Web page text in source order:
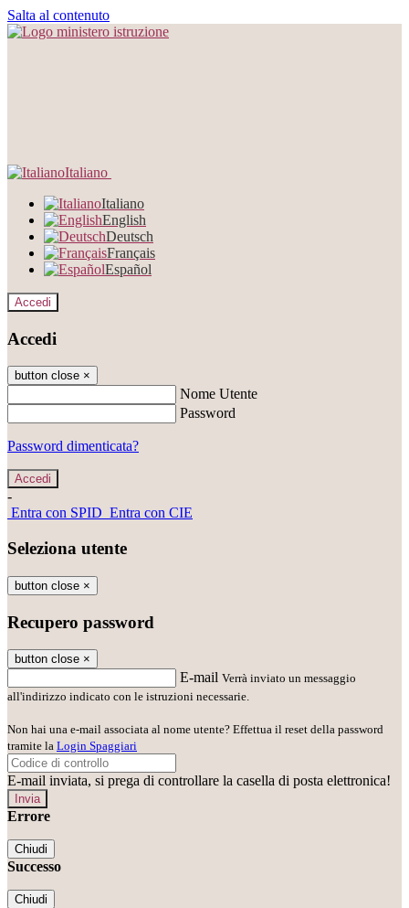
Salta al contenuto
Italiano
Italiano
English
Deutsch
Français
Español
Accedi
Accedi
button close ×
Nome Utente
Password
Password dimenticata?
-
Entra con SPID Entra con CIE
Seleziona utente
button close ×
Recupero password
button close ×
E-mail Verrà inviato un messaggio
all'indirizzo indicato con le istruzioni necessarie.
Non hai una e-mail associata al nome utente? Effettua il reset della password
tramite la Login Spaggiari
E-mail inviata, si prega di controllare la casella di posta elettronica!
Errore
Chiudi
Successo
Chiudi